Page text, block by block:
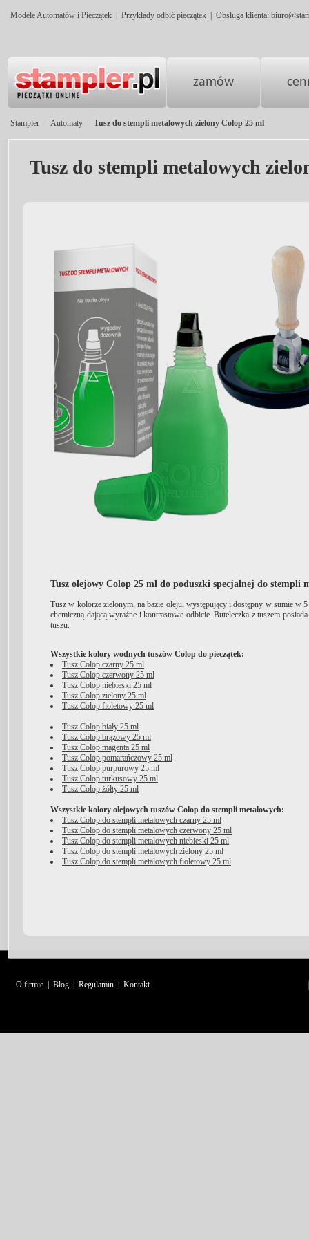
Modele Automatów i Pieczątek Przykłady odbić pieczątek Obsługa klienta:
zamów
Stampler Automaty Tusz do stempli metalowych zielony Colop 25 ml
Tusz do stempli metalowych
Tusz olejowy Colop 25 ml do poduszki specjalnej do stempli
Tusz w kolorze zielonym, na bazie oleju, występujący i dostępny w sumie w
chemiczną dającą wyraźne i kontrastowe odbicie. Buteleczka z tuszem
tuszu.
Wszystkie kolory wodnych tuszów Colop do pieczątek:
Tusz Colop czarny 25 ml
Tusz Colop czerwony 25 ml
Tusz Colop niebieski 25 ml
Tusz Colop zielony 25 ml
Tusz Colop fioletowy 25 ml
Tusz Colop biały 25 ml
Tusz Colop brązowy 25 ml
Tusz Colop magenta 25 ml
Tusz Colop pomarańczowy 25 ml
Tusz Colop purpurowy 25 ml
Tusz Colop turkusowy 25 ml
Tusz Colop żółty 25 ml
Wszystkie kolory olejowych tuszów Colop do stempli metalowych:
Tusz Colop do stempli metalowych czarny 25 ml
Tusz Colop do stempli metalowych czerwony 25 ml
Tusz Colop do stempli metalowych niebieski 25 ml
Tusz Colop do stempli metalowych zielony 25 ml
Tusz Colop do stempli metalowych fioletowy 25 ml
O firmie | Blog | Regulamin | Kontakt